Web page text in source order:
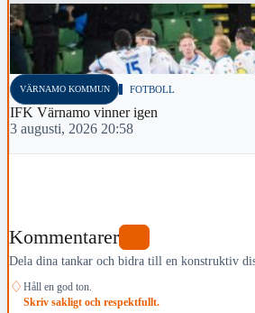
VÄRNAMO KOMMUN FOTBOLL
IFK Värnamo vinner igen
3 augusti, 2026 20:58
Kommentarer
Dela dina tankar och bidra till en konstruktiv
♢ Håll en god ton.
Skriv sakligt och respektfullt.